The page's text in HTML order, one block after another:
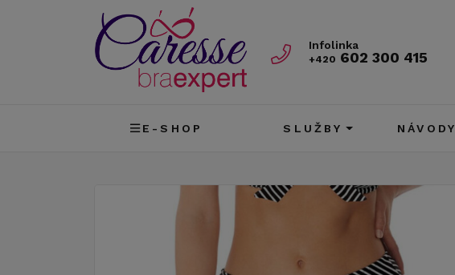
Infolinka
+420 602 300 415
E-SHOP SLUŽBY NÁVODY